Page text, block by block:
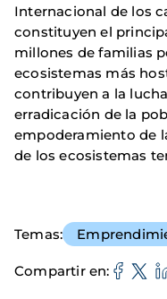
Internacional de los
constituyen el
millones de familias
ecosistemas más
contribuyen a la
erradicación de la
empoderamiento de
de los ecosistemas
Temas
Compartir en